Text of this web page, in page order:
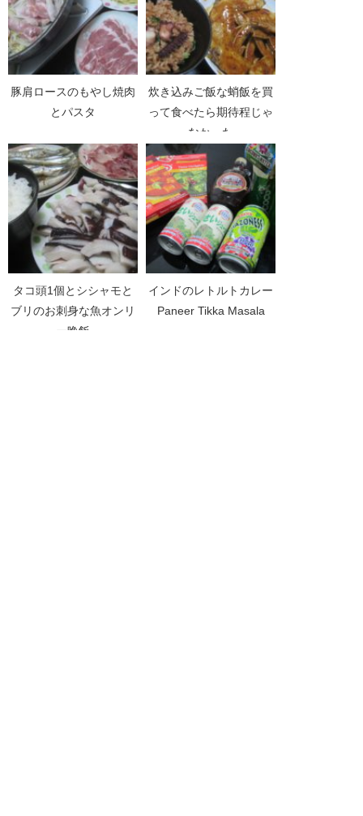
豚肩ロースのもやし焼肉
とパスタ
炊き込みご飯な蛸飯を買
って食べたら期待程じゃ
なかった
タコ頭1個とシシャモと
ブリのお刺身な魚オンリ
ー晩飯
インドのレトルトカレー
Paneer Tikka Masala